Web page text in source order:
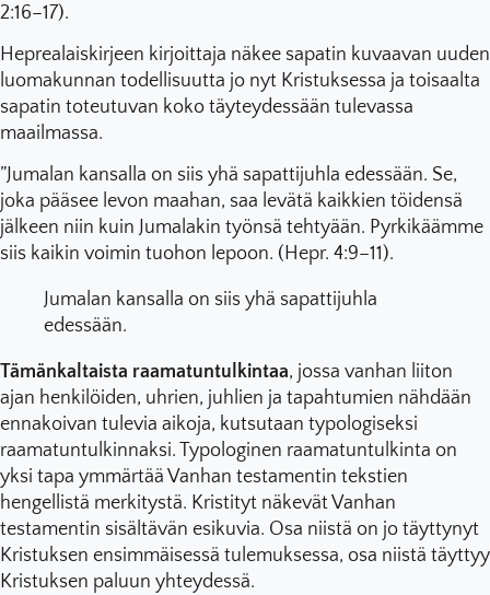
2:16–17).
Heprealaiskirjeen kirjoittaja näkee sapatin kuvaavan uuden
luomakunnan todellisuutta jo nyt Kristuksessa ja toisaalta
sapatin toteutuvan koko täyteydessään tulevassa
maailmassa.
”Jumalan kansalla on siis yhä sapattijuhla edessään. Se,
joka pääsee levon maahan, saa levätä kaikkien töidensä
jälkeen niin kuin Jumalakin työnsä tehtyään. Pyrkikäämme
siis kaikin voimin tuohon lepoon. (Hepr. 4:9–11).
Jumalan kansalla on siis yhä sapattijuhla
edessään.
Tämänkaltaista raamatuntulkintaa, jossa vanhan liiton
ajan henkilöiden, uhrien, juhlien ja tapahtumien nähdään
ennakoivan tulevia aikoja, kutsutaan typologiseksi
raamatuntulkinnaksi. Typologinen raamatuntulkinta on
yksi tapa ymmärtää Vanhan testamentin tekstien
hengellistä merkitystä. Kristityt näkevät Vanhan
testamentin sisältävän esikuvia. Osa niistä on jo täyttynyt
Kristuksen ensimmäisessä tulemuksessa, osa niistä täyttyy
Kristuksen paluun yhteydessä.